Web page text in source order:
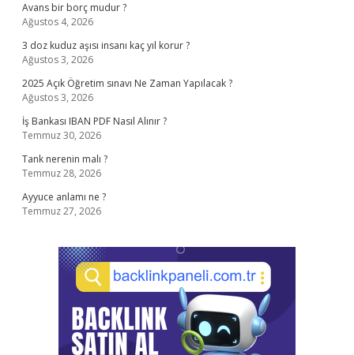
Avans bir borç mudur ?
Ağustos 4, 2026
3 doz kuduz aşısı insanı kaç yıl korur ?
Ağustos 3, 2026
2025 Açık Öğretim sınavı Ne Zaman Yapılacak ?
Ağustos 3, 2026
İş Bankası IBAN PDF Nasıl Alınır ?
Temmuz 30, 2026
Tank nerenin malı ?
Temmuz 28, 2026
Ayyuce anlamı ne ?
Temmuz 27, 2026